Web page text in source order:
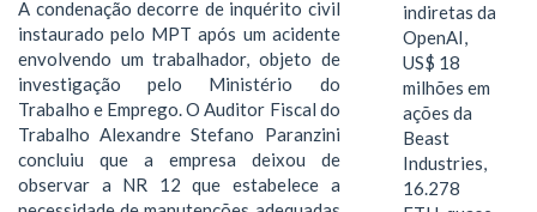
A condenação decorre de inquérito civil
instaurado pelo MPT após um acidente
envolvendo um trabalhador, objeto de
investigação pelo Ministério do
Trabalho e Emprego. O Auditor Fiscal do
Trabalho Alexandre Stefano Paranzini
concluiu que a empresa deixou de
observar a NR 12 que estabelece a
indiretas da
OpenAI,
US$ 18
milhões em
ações da
Beast
Industries,
16.278